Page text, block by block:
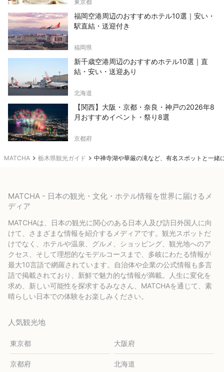
MATCHA 栃木県観光ガイド 中禅寺湖や華厳の滝など、有名スポットと一緒
東京都
福岡空港周辺のおすすめホテル10選｜安い・
駅直結・送迎付き
福岡県
新千歳空港周辺のおすすめホテル10選｜直
結・安い・送迎あり
北海道
【関西】大阪・京都・奈良・神戸の2026年8
月おすすめイベント・祭り8選
京都府
MATCHA - 日本の観光・文化・ホテル情報を世界に届けるメ
ディア
MATCHAは、日本の観光に関心のある日本人及び訪日外国人に向
けて、さまざまな情報を紹介するメディアです。観光スポットだ
けでなく、ホテルや温泉、グルメ、ショッピング、観光地へのア
クセス、そして理想的なモデルコースまで、多岐にわたる情報が
最大10言語で網羅されています。自治体や企業の公式情報も多言
語で掲載されており、新鮮で魅力的な情報が満載。人生に変化を
求め、新しい可能性を探求するみなさん、MATCHAを通じて、素
晴らしい日本での体験をお楽しみください。
人気観光地
東京都 大阪府
京都府 北海道